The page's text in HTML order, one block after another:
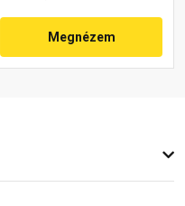
Megnézem